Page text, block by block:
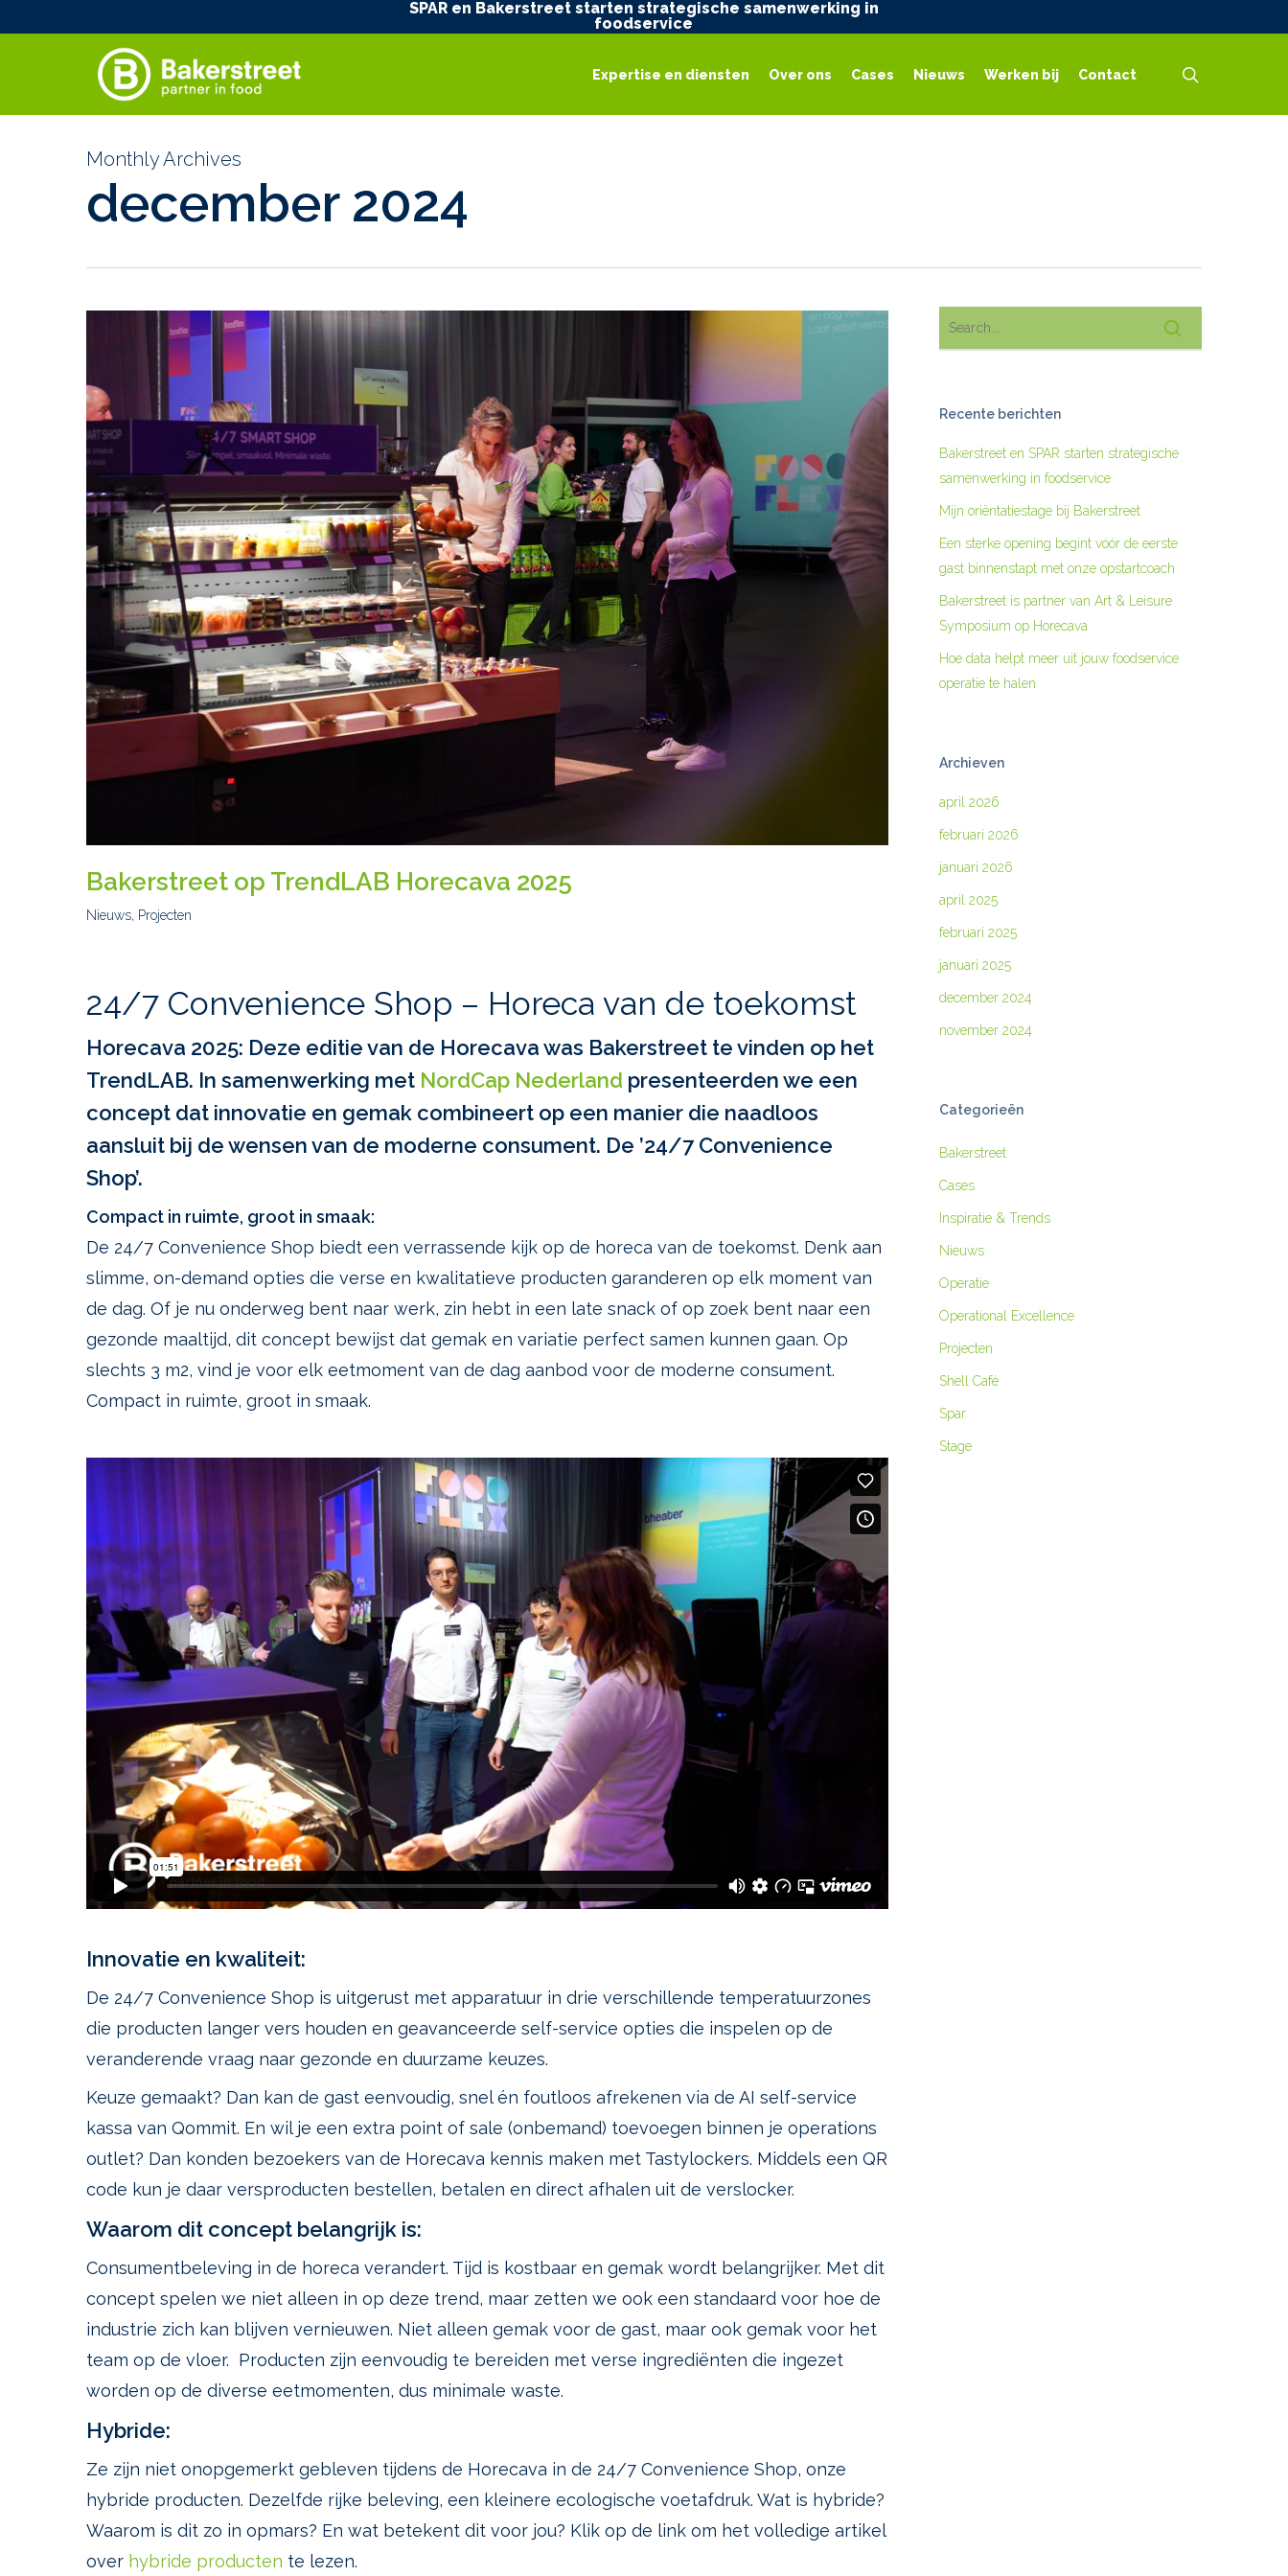
to
SPAR en Bakerstreet starten strategische samenwerking in
foodservice
Expertise en diensten Over ons Cases Nieuws Werken bij Contact
Monthly Archives
december 2024
Bakerstreet op TrendLAB Horecava 2025
Nieuws, Projecten
24/7 Convenience Shop – Horeca van de toekomst
Horecava 2025: Deze editie van de Horecava was Bakerstreet te vinden op het
TrendLAB. In samenwerking met NordCap Nederland presenteerden we een
concept dat innovatie en gemak combineert op een manier die naadloos
aansluit bij de wensen van de moderne consument. De ’24/7 Convenience
Shop’.
Compact in ruimte, groot in smaak:
De 24/7 Convenience Shop biedt een verrassende kijk op de horeca van de toekomst. Denk aan
slimme, on-demand opties die verse en kwalitatieve producten garanderen op elk moment van
de dag. Of je nu onderweg bent naar werk, zin hebt in een late snack of op zoek bent naar een
gezonde maaltijd, dit concept bewijst dat gemak en variatie perfect samen kunnen gaan. Op
slechts 3 m2, vind je voor elk eetmoment van de dag aanbod voor de moderne consument.
Compact in ruimte, groot in smaak.
Innovatie en kwaliteit:
De 24/7 Convenience Shop is uitgerust met apparatuur in drie verschillende temperatuurzones
die producten langer vers houden en geavanceerde self-service opties die inspelen op de
veranderende vraag naar gezonde en duurzame keuzes.
Keuze gemaakt? Dan kan de gast eenvoudig, snel én foutloos afrekenen via de AI self-service
kassa van Qommit. En wil je een extra point of sale (onbemand) toevoegen binnen je operations
outlet? Dan konden bezoekers van de Horecava kennis maken met Tastylockers. Middels een QR
code kun je daar versproducten bestellen, betalen en direct afhalen uit de verslocker.
Waarom dit concept belangrijk is:
Consumentbeleving in de horeca verandert. Tijd is kostbaar en gemak wordt belangrijker. Met dit
concept spelen we niet alleen in op deze trend, maar zetten we ook een standaard voor hoe de
industrie zich kan blijven vernieuwen. Niet alleen gemak voor de gast, maar ook gemak voor het
team op de vloer. Producten zijn eenvoudig te bereiden met verse ingrediënten die ingezet
worden op de diverse eetmomenten, dus minimale waste.
Hybride:
Ze zijn niet onopgemerkt gebleven tijdens de Horecava in de 24/7 Convenience Shop, onze
hybride producten. Dezelfde rijke beleving, een kleinere ecologische voetafdruk. Wat is hybride?
Waarom is dit zo in opmars? En wat betekent dit voor jou? Klik op de link om het volledige artikel
over hybride producten te lezen.
Recente berichten
Bakerstreet en SPAR starten strategische
samenwerking in foodservice
Mijn oriëntatiestage bij Bakerstreet
Een sterke opening begint vóór de eerste
gast binnenstapt met onze opstartcoach
Bakerstreet is partner van Art & Leisure
Symposium op Horecava
Hoe data helpt meer uit jouw foodservice
operatie te halen
Archieven
april 2026
februari 2026
januari 2026
april 2025
februari 2025
januari 2025
december 2024
november 2024
Categorieën
Bakerstreet
Cases
Inspiratie & Trends
Nieuws
Operatie
Operational Excellence
Projecten
Shell Café
Spar
Stage